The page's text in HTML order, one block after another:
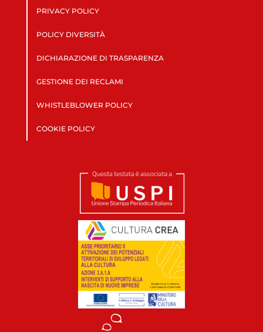
PRIVACY POLICY
POLICY DIVERSITÀ
DICHIARAZIONE DI TRASPARENZA
GESTIONE DEI RECLAMI
WHISTLEBLOWER POLICY
COOKIE POLICY